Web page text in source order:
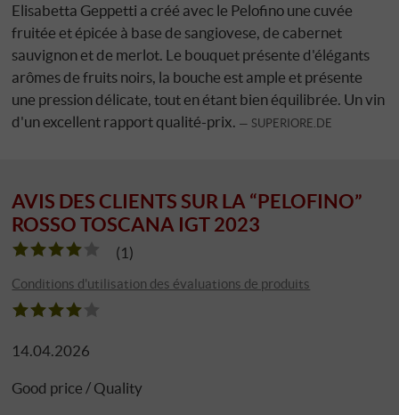
Elisabetta Geppetti a créé avec le Pelofino une cuvée
fruitée et épicée à base de sangiovese, de cabernet
sauvignon et de merlot. Le bouquet présente d'élégants
arômes de fruits noirs, la bouche est ample et présente
une pression délicate, tout en étant bien équilibrée. Un vin
d'un excellent rapport qualité-prix.
SUPERIORE.DE
AVIS DES CLIENTS SUR LA “PELOFINO”
ROSSO TOSCANA IGT 2023
(1)
Conditions d'utilisation des évaluations de produits
14.04.2026
Good price / Quality